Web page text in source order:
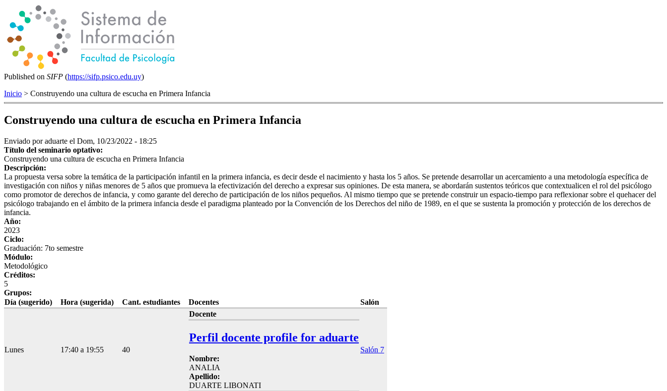
Published on SIFP (https://sifp.psico.edu.uy)
Inicio > Construyendo una cultura de escucha en Primera Infancia
Construyendo una cultura de escucha en Primera Infancia
Enviado poraduarte el Dom, 10/23/2022 - 18:25
Título del seminario optativo:
Construyendo una cultura de escucha en Primera Infancia
Descripción:
La propuesta versa sobre la temática de la participación infantil en la primera infancia, es decir desde el nacimiento y hasta los 5 años. Se pretende desarrollar un acercamiento a una metodología específica de
investigación con niños y niñas menores de 5 años que promueva la efectivización del derecho a expresar sus opiniones. De esta manera, se abordarán sustentos teóricos que contextualicen el rol del psicólogo
como promotor de derechos de infancia, y como garante del derecho de participación de los niños pequeños. Al mismo tiempo que se pretende construir un espacio-tiempo para reflexionar sobre el quehacer del
psicólogo trabajando en el ámbito de la primera infancia desde el paradigma planteado por la Convención de los Derechos del niño de 1989, en el que se sustenta la promoción y protección de los derechos de
infancia.
Año:
2023
Ciclo:
Graduación: 7to semestre
Módulo:
Metodológico
Créditos:
5
Grupos:
Día (sugerido)
Hora (sugerida) Cant. estudiantes Docentes Salón
Lunes 17:40 a 19:55 40
Docente
Perfil docente profile for aduarte
Nombre:
ANALIA
Apellido:
DUARTE LIBONATI
Salón 7